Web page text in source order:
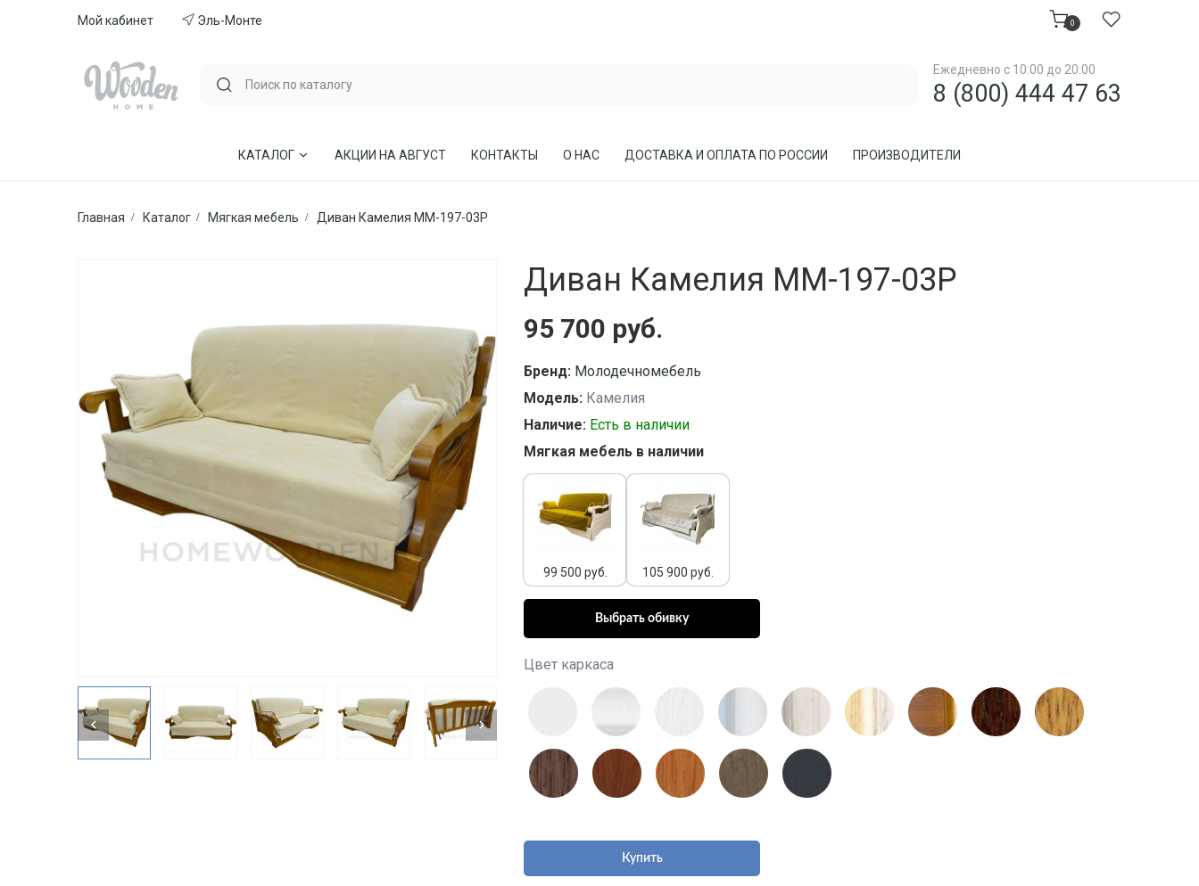
Мой кабинет Эль-Монте 0
Ежедневно с 10:00 до 20:00
8 (800) 444 47 63
КАТАЛОГ
КАБИНЕТЫ, БИБЛИОТЕКИ
МАТРАСЫ
МЕБЕЛЬ ИЗ РОТАНГА
АКЦИИ НА АВГУСТ КОНТАКТЫ О НАС ДОСТАВКА И ОПЛАТА ПО РОССИИ ПРОИЗВОДИТЕЛИ
Главная Каталог Мягкая мебель Диван Камелия ММ-197-03Р
Диван Камелия ММ-197-03Р
95 700 руб.
Бренд: Молодечномебель
Модель: Камелия
Наличие: Есть в наличии
Мягкая мебель в наличии
99 500 руб. 105 900 руб.
Цвет каркаса
Купить